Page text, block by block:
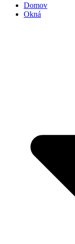
Domov
Okná